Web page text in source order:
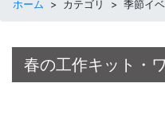
ホーム > カテゴリ > 季節イ
春の工作キット・